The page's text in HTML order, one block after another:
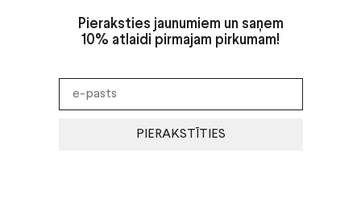
Pieraksties jaunumiem un saņem
10% atlaidi pirmajam pirkumam!
PIERAKSTĪTIES